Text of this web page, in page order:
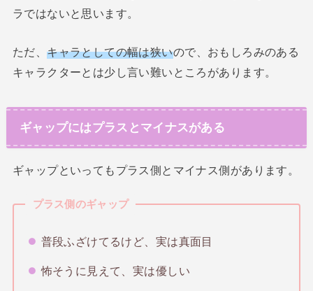
ラではないと思います。
ただ、キャラとしての幅は狭いので、おもしろみのある
キャラクターとは少し言い難いところがあります。
ギャップにはプラスとマイナスがある
ギャップといってもプラス側とマイナス側があります。
プラス側のギャップ
普段ふざけてるけど、実は真面目
怖そうに見えて、実は優しい